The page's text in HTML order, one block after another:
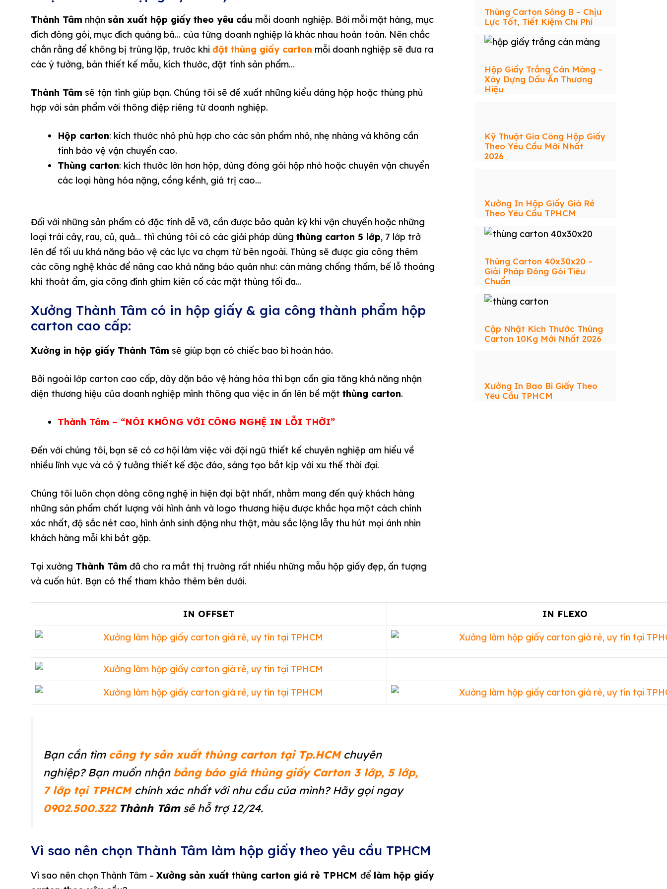
Thành Tâm nhận sản xuất hộp giấy theo yêu cầu mỗi doanh nghiệp. Bởi mỗi mặt hàng, mục
đích đóng gói, mục đích quảng bá… của từng doanh nghiệp là khác nhau hoàn toàn. Nên chắc
chắn rằng để không bị trùng lặp, trước khi đặt thùng giấy carton mỗi doanh nghiệp sẽ đưa ra
các ý tưởng, bản thiết kế mẫu, kích thước, đặt tính sản phẩm…
Thành Tâm sẽ tận tình giúp bạn. Chúng tôi sẽ đề xuất những kiểu dáng hộp hoặc thùng phù
hợp với sản phẩm với thông điệp riêng từ doanh nghiệp.
Hộp carton: kích thước nhỏ phù hợp cho các sản phẩm nhỏ, nhẹ nhàng và không cần
tính bảo vệ vận chuyển cao.
Thùng carton: kích thước lớn hơn hộp, dùng đóng gói hộp nhỏ hoặc chuyên vận chuyển
các loại hàng hóa nặng, cồng kềnh, giá trị cao…
Đối với những sản phẩm có đặc tính dễ vỡ, cần được bảo quản kỹ khi vận chuyển hoặc những
loại trái cây, rau, củ, quả… thì chúng tôi có các giải pháp dùng thùng carton 5 lớp, 7 lớp trở
lên để tối ưu khả năng bảo vệ các lực va chạm từ bên ngoài. Thùng sẽ được gia công thêm
các công nghệ khác để nâng cao khả năng bảo quản như: cán màng chống thấm, bế lỗ thoáng
khí thoát ẩm, gia công đính ghim kiên cố các mặt thùng tối đa…
Xưởng Thành Tâm có in hộp giấy & gia công thành phẩm hộp
carton cao cấp:
Xưởng in hộp giấy Thành Tâm sẽ giúp bạn có chiếc bao bì hoàn hảo.
Bởi ngoài lớp carton cao cấp, dày dặn bảo vệ hàng hóa thì bạn cần gia tăng khả năng nhận
diện thương hiệu của doanh nghiệp mình thông qua việc in ấn lên bề mặt thùng carton.
Thành Tâm – “NÓI KHÔNG VỚI CÔNG NGHỆ IN LỖI THỜI”
Đến với chúng tôi, bạn sẽ có cơ hội làm việc với đội ngũ thiết kế chuyên nghiệp am hiểu về
nhiều lĩnh vực và có ý tưởng thiết kế độc đáo, sáng tạo bắt kịp với xu thế thời đại.
Chúng tôi luôn chọn dòng công nghệ in hiện đại bật nhất, nhằm mang đến quý khách hàng
những sản phẩm chất lượng với hình ảnh và logo thương hiệu được khắc họa một cách chính
xác nhất, độ sắc nét cao, hình ảnh sinh động như thật, màu sắc lộng lẫy thu hút mọi ánh nhìn
khách hàng mỗi khi bắt gặp.
Tại xưởng Thành Tâm đã cho ra mắt thị trường rất nhiều những mẫu hộp giấy đẹp, ấn tượng
và cuốn hút. Bạn có thể tham khảo thêm bên dưới.
IN OFFSET IN FLEXO
Bạn cần tìm công ty sản xuất thùng carton tại Tp.HCMchuyên
nghiệp? Bạn muốn nhận bảng báo giá thùng giấy Carton 3 lớp, 5 lớp,
7 lớp tại TPHCM chính xác nhất với nhu cầu của mình? Hãy gọi ngay
0902.500.322 Thành Tâmsẽ hỗ trợ 12/24.
Vì sao nên chọn Thành Tâm làm hộp giấy theo yêu cầu TPHCM
Vì sao nên chọn Thành Tâm – Xưởng sản xuất thùng carton giá rẻ TPHCM để làm hộp giấy
Thùng Carton Sóng B – Chịu
Lực Tốt, Tiết Kiệm Chi Phí
Hộp Giấy Trắng Cán Màng –
Xây Dựng Dấu Ấn Thương
Hiệu
Kỹ Thuật Gia Công Hộp Giấy
Theo Yêu Cầu Mới Nhất
2026
Xưởng In Hộp Giấy Giá Rẻ
Theo Yêu Cầu TPHCM
Thùng Carton 40x30x20 –
Giải Pháp Đóng Gói Tiêu
Chuẩn
Cập Nhật Kích Thước Thùng
Carton 10Kg Mới Nhất 2026
Xưởng In Bao Bì Giấy Theo
Yêu Cầu TPHCM